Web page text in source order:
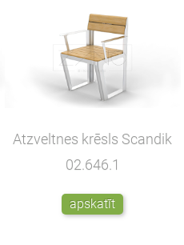
Atzveltnes krēsls Scandik
02.646.1
apskatīt